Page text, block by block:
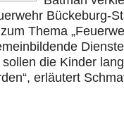
Bückeburg-
Thema
die Kinder
erläutert